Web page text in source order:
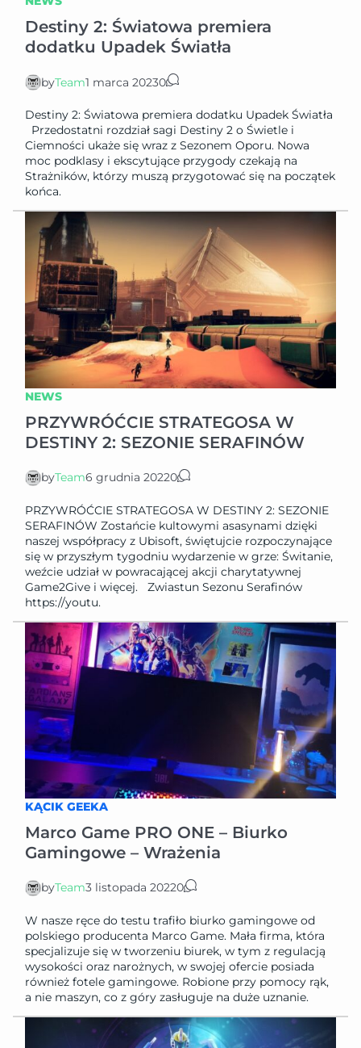
Destiny 2: Światowa premiera
dodatku Upadek Światła
byTeam1 marca 20230
Destiny 2: Światowa premiera dodatku Upadek Światła
Przedostatni rozdział sagi Destiny 2 o Świetle i
Ciemności ukaże się wraz z Sezonem Oporu. Nowa
moc podklasy i ekscytujące przygody czekają na
Strażników, którzy muszą przygotować się na początek
końca.
NEWS
PRZYWRÓĆCIE STRATEGOSA W
DESTINY 2: SEZONIE SERAFINÓW
byTeam6 grudnia 20220
PRZYWRÓĆCIE STRATEGOSA W DESTINY 2: SEZONIE
SERAFINÓW Zostańcie kultowymi asasynami dzięki
naszej współpracy z Ubisoft, świętujcie rozpoczynające
się w przyszłym tygodniu wydarzenie w grze: Świtanie,
weźcie udział w powracającej akcji charytatywnej
Game2Give i więcej. Zwiastun Sezonu Serafinów
https://youtu.
KĄCIK GEEKA
Marco Game PRO ONE – Biurko
Gamingowe – Wrażenia
byTeam3 listopada 20220
W nasze ręce do testu trafiło biurko gamingowe od
polskiego producenta Marco Game. Mała firma, która
specjalizuje się w tworzeniu biurek, w tym z regulacją
wysokości oraz narożnych, w swojej ofercie posiada
również fotele gamingowe. Robione przy pomocy rąk,
a nie maszyn, co z góry zasługuje na duże uznanie.